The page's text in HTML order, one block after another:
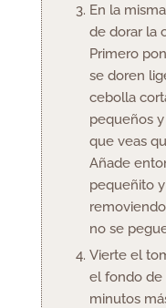
En la
de dorar la
Primero
se doren
cebolla
pequeños
que veas
Añade
pequeñito
no se
Vierte el
el fondo de
minutos